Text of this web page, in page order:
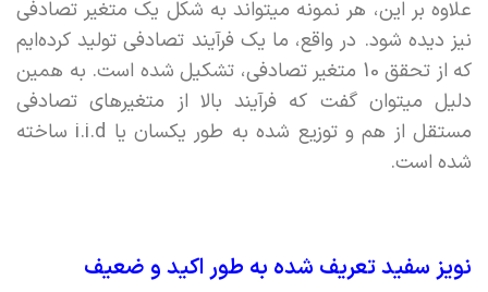
علاوه بر این، هر نمونه میتواند به شکل یک متغیر تصادفی
نیز دیده شود. در واقع، ما یک فرآیند تصادفی تولید کرده‌ایم
که از تحقق 10 متغیر تصادفی، تشکیل شده است. به همین
دلیل میتوان گفت که فرآیند بالا از متغیرهای تصادفی
مستقل از هم و توزیع شده به طور یکسان یا i.i.d ساخته
شده است.
نویز سفید تعریف شده به طور اکید و ضعیف